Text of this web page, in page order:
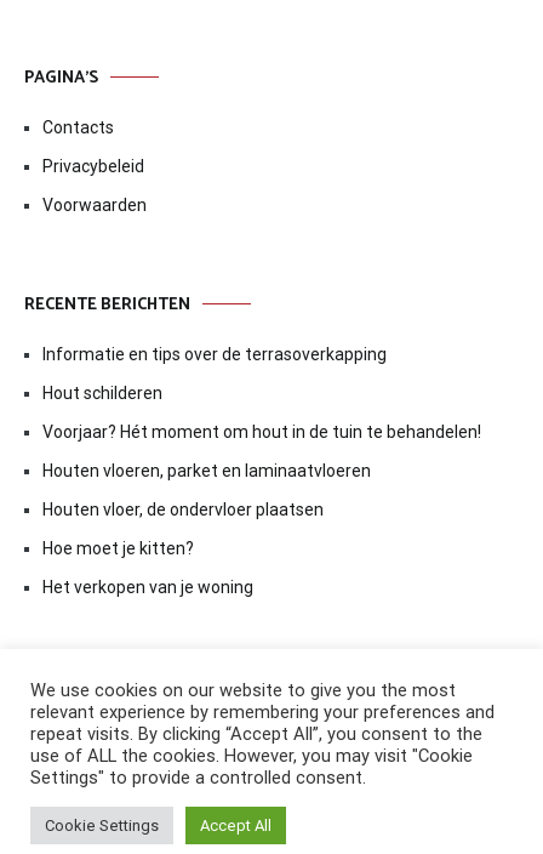
PAGINA’S
Contacts
Privacybeleid
Voorwaarden
RECENTE BERICHTEN
Informatie en tips over de terrasoverkapping
Hout schilderen
Voorjaar? Hét moment om hout in de tuin te behandelen!
Houten vloeren, parket en laminaatvloeren
Houten vloer, de ondervloer plaatsen
Hoe moet je kitten?
Het verkopen van je woning
Copyright © 2026ElkAntwoord.com
Cenoteby ThemeGrill. Aangedreven door
We use cookies on our website to give you the most
relevant experience by remembering your preferences and
repeat visits. By clicking “Accept All”, you consent to the
use of ALL the cookies. However, you may visit "Cookie
Settings" to provide a controlled consent.
Cookie Settings Accept All